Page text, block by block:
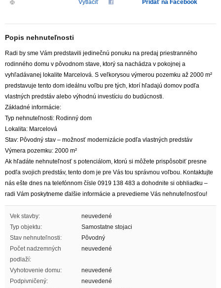
Vytlačiť
Pridať na Facebook
Popis nehnuteľnosti
Radi by sme Vám predstavili jedinečnú ponuku na predaj priestranného
rodinného domu v pôvodnom stave, ktorý sa nachádza v pokojnej a
vyhľadávanej lokalite Marcelová. S veľkorysou výmerou pozemku až 2000 m²
predstavuje tento dom ideálnu voľbu pre tých, ktorí hľadajú domov podľa
vlastných predstáv alebo výhodnú investíciu do budúcnosti.
Základné informácie:
Typ nehnuteľnosti: Rodinný dom
Lokalita: Marcelová
Stav: Pôvodný stav – možnosť modernizácie podľa vlastných predstáv
Výmera pozemku: 2000 m²
Ak hľadáte nehnuteľnosť s potenciálom, ktorú si môžete prispôsobiť presne
podľa svojich predstáv, tento dom je pre Vás tou správnou voľbou. Kontaktujte
nás ešte dnes na telefónnom čísle 0919 138 483 a dohodnite si obhliadku –
radi Vám poskytneme ďalšie informácie a prevedieme Vás nehnuteľnosťou!
Vek stavby:
neuvedené
Typ objektu:
Samostatne stojaci
Stav nehnuteľnosti:
Pôvodný
Počet nadzemných
podlaží:
neuvedené
Vyhotovenie domu:
neuvedené
Podpivničený:
neuvedené